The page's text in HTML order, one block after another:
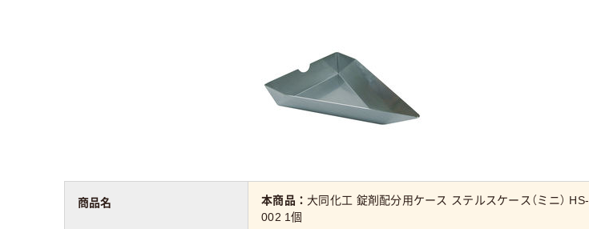
商品名 本商品： 大同化工 錠剤配分用ケース ステルスケース（ミニ） HS-
002 1個